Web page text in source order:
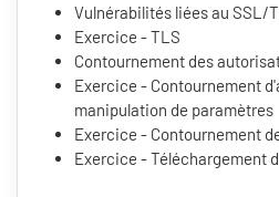
Vulnérabilités liées au SSL/
Exercice - TLS
Contournement des
Exercice - Contournement
manipulation de paramètres
Exercice - Contournement
Exercice - Téléchargement